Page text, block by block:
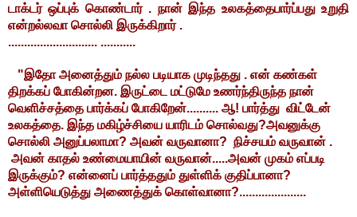
டாக்டர் ஒப்புக் கொண்டார் . நான் இந்த உலகத்தைபார்ப்பது உறுதி
என்றல்லவா சொல்லி இருக்கிறார் .
............................ ...........
"இதோ அனைத்தும் நல்ல படியாக முடிந்தது . என் கண்கள்
திறக்கப் போகின்றன. இருட்டை மட்டுமே உணர்ந்திருந்த நான்
வெளிச்சத்தை பார்க்கப் போகிறேன்.......... ஆ! பார்த்து விட்டேன்
உலகத்தை. இந்த மகிழ்ச்சியை யாரிடம் சொல்வது?அவனுக்கு
சொல்லி அனுப்பலாமா? அவன் வருவானா? நிச்சயம் வருவான் .
அவன் காதல் உண்மையாயின் வருவான்.....அவன் முகம் எப்படி
இருக்கும்? என்னைப் பார்த்ததும் துள்ளிக் குதிப்பானா?
அள்ளியெடுத்து அணைத்துக் கொள்வானா?.....................